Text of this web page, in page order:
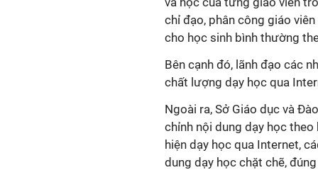
chỉ đạo, phân công giáo
cho học sinh bình thường
Bên cạnh đó, lãnh đạo các
chất lượng dạy học qua
Ngoài ra, Sở Giáo dục và
chỉnh nội dung dạy học
hiện dạy học qua Internet,
dung dạy học chặt chẽ,